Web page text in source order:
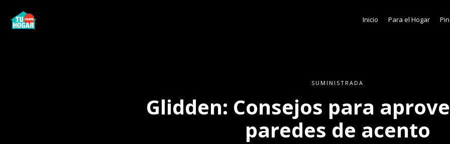
SUMINISTRADA
Glidden: Consejos para
paredes de acento
Inicio Para el Hogar